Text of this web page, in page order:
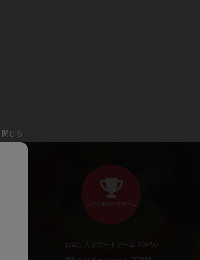
閉じる
おすすめボードゲーム
お気に入りボードゲーム TOP50